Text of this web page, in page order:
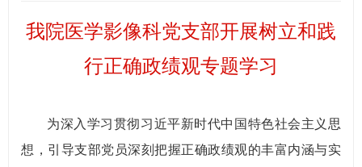
我院医学影像科党支部开展树立和践
行正确政绩观专题学习
为深入学习贯彻习近平新时代中国特色社会主义思
想，引导支部党员深刻把握正确政绩观的丰富内涵与实